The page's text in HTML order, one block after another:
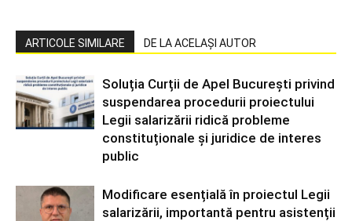
ARTICOLE SIMILARE DE LA ACELAȘI AUTOR
Soluția Curții de Apel București privind
suspendarea procedurii proiectului
Legii salarizării ridică probleme
constituționale și juridice de interes
public
Modificare esențială în proiectul Legii
salarizării, importantă pentru asistenții